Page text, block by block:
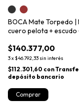
BOCA Mate Torpedo |
cuero pelota + escudo
$140.377,00
3x$46.792,33 sin interés
$112.301,60 con
depósito bancario
Comprar